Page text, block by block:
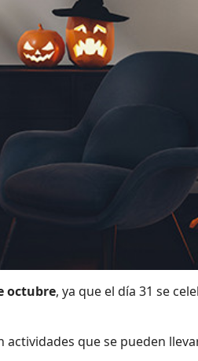
octubre, ya que el día 31 se
que se pueden